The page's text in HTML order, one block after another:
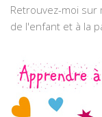
Retrouvez-moi sur
de l'enfant et à la